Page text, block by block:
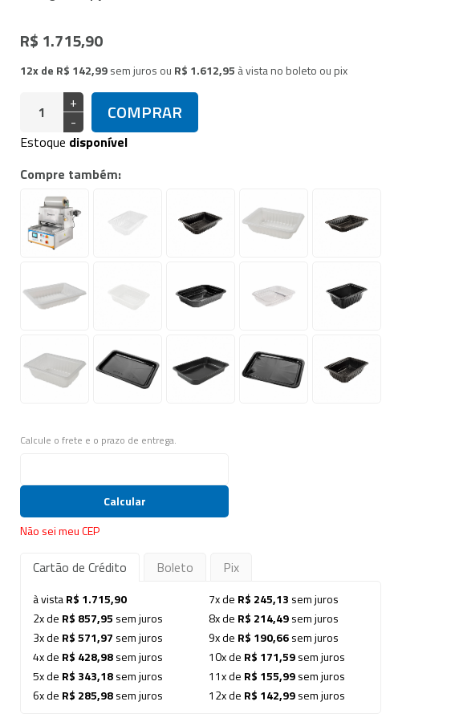
R$ 1.715,90
12x de R$ 142,99sem juros ou R$ 1.612,95 à vista no boleto ou pix
+
-
COMPRAR
Estoque disponível
Compre também:
Calcule o frete e o prazo de entrega.
Calcular
Não sei meu CEP
Cartão de Crédito Boleto Pix
à vistaR$ 1.715,90
2x de R$ 857,95 sem juros
3x de R$ 571,97 sem juros
4x de R$ 428,98sem juros
5x de R$ 343,18sem juros
6x de R$ 285,98sem juros
7x de R$ 245,13 sem juros
8x de R$ 214,49sem juros
9x de R$ 190,66sem juros
10x de R$ 171,59sem juros
11x de R$ 155,99sem juros
12x de R$ 142,99sem juros